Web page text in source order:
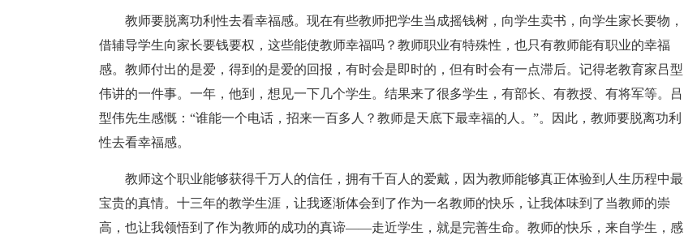
教师要脱离功利性去看幸福感。现在有些教师把学生当成摇钱树，向学生卖书，向学生家长要物，
借辅导学生向家长要钱要权，这些能使教师幸福吗？教师职业有特殊性，也只有教师能有职业的幸福
感。教师付出的是爱，得到的是爱的回报，有时会是即时的，但有时会有一点滞后。记得老教育家吕型
伟讲的一件事。一年，他到，想见一下几个学生。结果来了很多学生，有部长、有教授、有将军等。吕
型伟先生感慨：“谁能一个电话，招来一百多人？教师是天底下最幸福的人。”。因此，教师要脱离功利
性去看幸福感。
教师这个职业能够获得千万人的信任，拥有千百人的爱戴，因为教师能够真正体验到人生历程中最
宝贵的真情。十三年的教学生涯，让我逐渐体会到了作为一名教师的快乐，让我体味到了当教师的崇
高，也让我领悟到了作为教师的成功的真谛——走近学生，就是完善生命。教师的快乐，来自学生，感